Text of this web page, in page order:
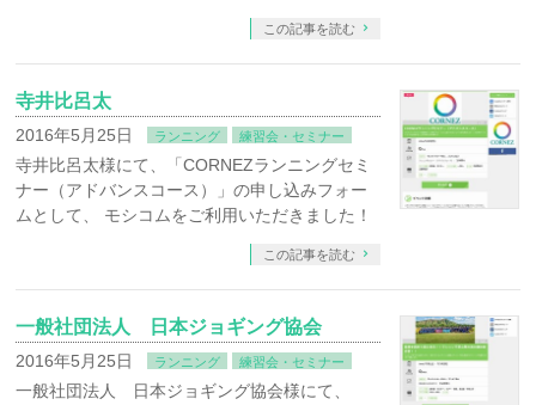
この記事を読む
寺井比呂太
2016年5月25日 ランニング 練習会・セミナー
寺井比呂太様にて、「CORNEZランニングセミ
ナー（アドバンスコース）」の申し込みフォー
ムとして、 モシコムをご利用いただきました！
この記事を読む
一般社団法人 日本ジョギング協会
2016年5月25日 ランニング 練習会・セミナー
一般社団法人 日本ジョギング協会様にて、